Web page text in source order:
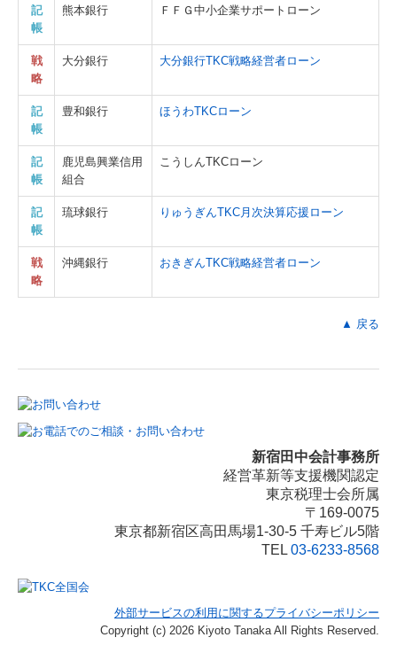
記
帳
熊本銀行 ＦＦＧ中小企業サポートローン
戦
略
大分銀行 大分銀行TKC戦略経営者ローン
記
帳
豊和銀行 ほうわTKCローン
記
帳
鹿児島興業信用
組合
こうしんTKCローン
記
帳
琉球銀行 りゅうぎんTKC月次決算応援ローン
戦
略
沖縄銀行 おきぎんTKC戦略経営者ローン
▲ 戻る
新宿田中会計事務所
経営革新等支援機関認定
東京税理士会所属
〒169-0075
東京都新宿区高田馬場1-30-5 千寿ビル5階
TEL 03-6233-8568
外部サービスの利用に関するプライバシーポリシー
Copyright (c) 2026 Kiyoto Tanaka All Rights Reserved.